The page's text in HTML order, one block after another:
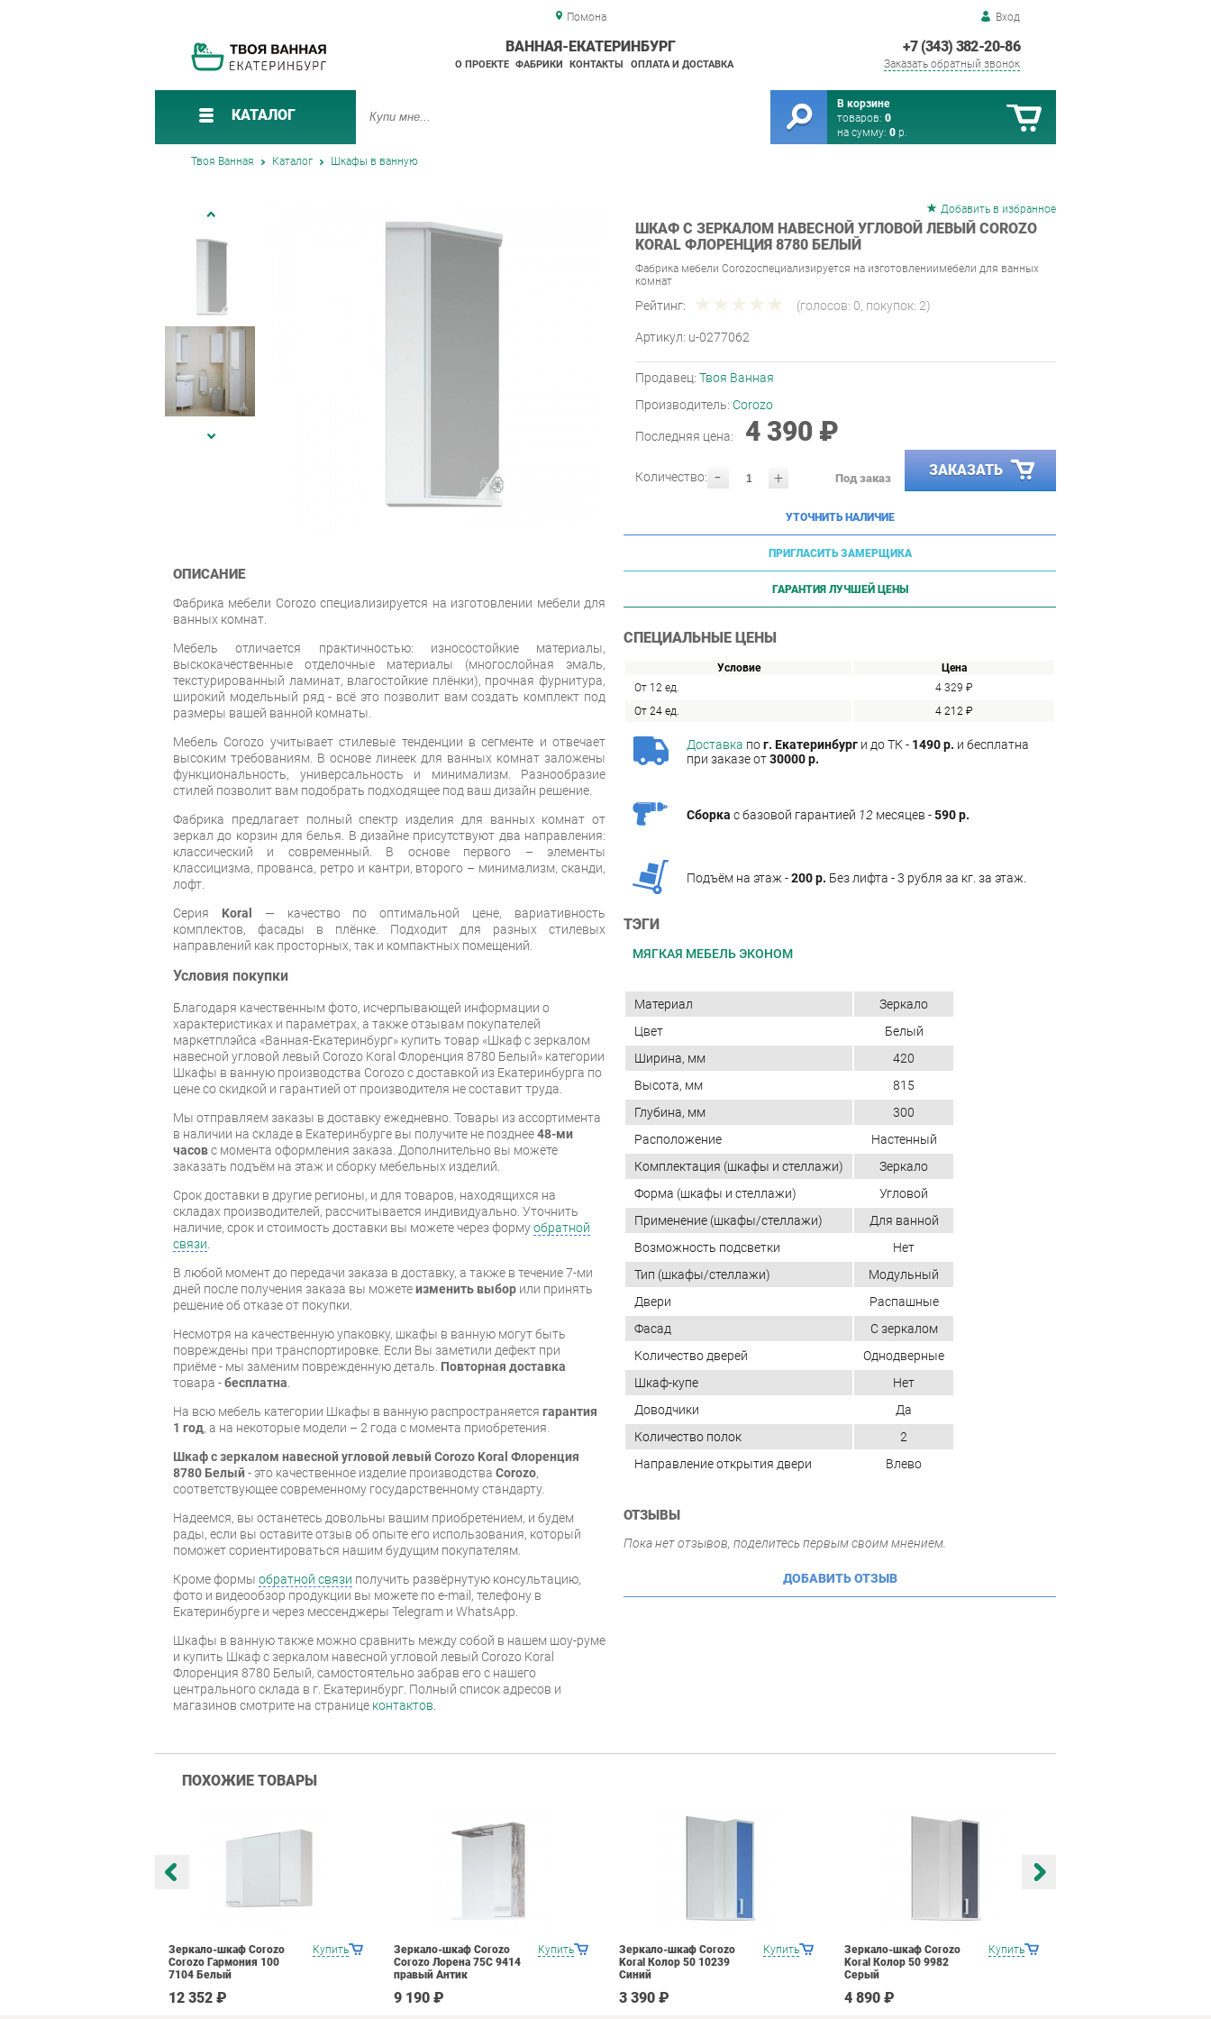
Помона Вход
+7 (343) 382-20-86
Заказать обратный звонок
ВАННАЯ-ЕКАТЕРИНБУРГ
О ПРОЕКТЕ ФАБРИКИ КОНТАКТЫ ОПЛАТА И ДОСТАВКА
КАТАЛОГ
В корзине
товаров: 0
на сумму: 0 р.
Твоя Ванная Каталог Шкафы в ванную
Добавить в избранное
ШКАФ С ЗЕРКАЛОМ НАВЕСНОЙ УГЛОВОЙ ЛЕВЫЙ COROZO
KORAL ФЛОРЕНЦИЯ 8780 БЕЛЫЙ
Фабрика мебели Corozoспециализируется на изготовлениимебели для ванных
комнат
Рейтинг: (голосов: 0, покупок: 2)
Артикул: u-0277062
Продавец: Твоя Ванная
Производитель: Corozo
Последняя цена: 4 390 ₽
- +
Количество: Под заказ ЗАКАЗАТЬ
УТОЧНИТЬ НАЛИЧИЕ
ПРИГЛАСИТЬ ЗАМЕРЩИКА
ГАРАНТИЯ ЛУЧШЕЙ ЦЕНЫ
СПЕЦИАЛЬНЫЕ ЦЕНЫ
Условие
Цена
От 12 ед.
4 329 ₽
От 24 ед.
4 212 ₽
Доставка пог. Екатеринбург и до ТК - 1490 р. и бесплатна
при заказе от30000 р.
Сборка с базовой гарантией 12 месяцев -590 р.
Подъём на этаж -200 р. Без лифта - 3 рубля за кг. за этаж.
ТЭГИ
МЯГКАЯ МЕБЕЛЬ ЭКОНОМ
ОПИСАНИЕ
Фабрика мебели Corozo специализируется на изготовлении мебели для
ванных комнат.
Мебель отличается практичностью: износостойкие материалы,
выскокачественные отделочные материалы (многослойная эмаль,
текстурированный ламинат, влагостойкие плёнки), прочная фурнитура,
широкий модельный ряд - всё это позволит вам создать комплект под
размеры вашей ванной комнаты.
Мебель Corozo учитывает стилевые тенденции в сегменте и отвечает
высоким требованиям. В основе линеек для ванных комнат заложены
функциональность, универсальность и минимализм. Разнообразие
стилей позволит вам подобрать подходящее под ваш дизайн решение.
Фабрика предлагает полный спектр изделия для ванных комнат от
зеркал до корзин для белья. В дизайне присутствуют два направления:
классический и современный. В основе первого – элементы
классицизма, прованса, ретро и кантри, второго – минимализм, сканди,
лофт.
Серия Koral
— качество по оптимальной цене, вариативность
комплектов, фасады в плёнке. Подходит для разных стилевых
направлений как просторных, так и компактных помещений.
Условия покупки
Благодаря качественным фото, исчерпывающей информации о
характеристиках и параметрах, а также отзывам покупателей
маркетплэйса «Ванная-Екатеринбург» купить товар «Шкаф с зеркалом
навесной угловой левый Corozo Koral Флоренция 8780 Белый» категории
Шкафы в ванную производства Corozo с доставкой из Екатеринбурга по
цене со скидкой и гарантией от производителя не составит труда.
Мы отправляем заказы в доставку ежедневно. Товары из ассортимента
в наличии на складе в Екатеринбурге вы получите не позднее48-ми
часовс момента оформления заказа. Дополнительно вы можете
заказать подъём на этаж и сборку мебельных изделий.
Срок доставки в другие регионы, и для товаров, находящихся на
складах производителей, рассчитывается индивидуально. Уточнить
наличие, срок и стоимость доставки вы можете через формуобратной
связи
В любой момент до передачи заказа в доставку, а также в течение 7-ми
дней после получения заказа вы можетеизменить выбор или принять
решение об отказе от покупки.
Несмотря на качественную упаковку, шкафы в ванную могут быть
повреждены при транспортировке. Если Вы заметили дефект при
приёме - мы заменим поврежденную деталь. Повторная доставка
товара -бесплатна
На всю мебель категории Шкафы в ванную распространяется гарантия
1 год, а на некоторые модели – 2 года с момента приобретения.
Шкаф с зеркалом навесной угловой левый Corozo Koral Флоренция
8780 Белый- это качественное изделие производства Corozo,
соответствующее современному государственному стандарту.
Надеемся, вы останетесь довольны вашим приобретением, и будем
рады, если вы оставите отзыв об опыте его использования, который
поможет сориентироваться нашим будущим покупателям.
Кроме формы обратной связи получить развёрнутую консультацию,
фото и видеообзор продукции вы можете по e-mail, телефону в
Екатеринбурге и через мессенджеры Telegram и WhatsApp.
Шкафы в ванную также можно сравнить между собой в нашем шоу-руме
и купить Шкаф с зеркалом навесной угловой левый Corozo Koral
Флоренция 8780 Белый, самостоятельно забрав его с нашего
центрального склада в г. Екатеринбург. Полный список адресов и
магазинов смотрите на странице контактов
Материал
Зеркало
Цвет
Белый
Ширина, мм
420
Высота, мм
815
Глубина, мм
300
Расположение
Настенный
Комплектация (шкафы и стеллажи)
Зеркало
Форма (шкафы и стеллажи)
Угловой
Применение (шкафы/стеллажи)
Для ванной
Возможность подсветки
Нет
Тип (шкафы/стеллажи)
Модульный
Двери
Распашные
Фасад
С зеркалом
Количество дверей
Однодверные
Шкаф-купе
Нет
Доводчики
Да
Количество полок
2
Направление открытия двери
Влево
ОТЗЫВЫ
Пока нет отзывов, поделитесь первым своим мнением.
ДОБАВИТЬ ОТЗЫВ
ПОХОЖИЕ ТОВАРЫ
Купить
Зеркало-шкаф Corozo
Corozo Гармония 100
7104 Белый
12 352 ₽
Купить
Зеркало-шкаф Corozo
Corozo Лорена 75С 9414
правый Антик
9 190 ₽
Купить
Зеркало-шкаф Corozo
Koral Колор 50 10239
Синий
3 390 ₽
Купить
Зеркало-шкаф Corozo
Koral Колор 50 9982
Серый
4 890 ₽